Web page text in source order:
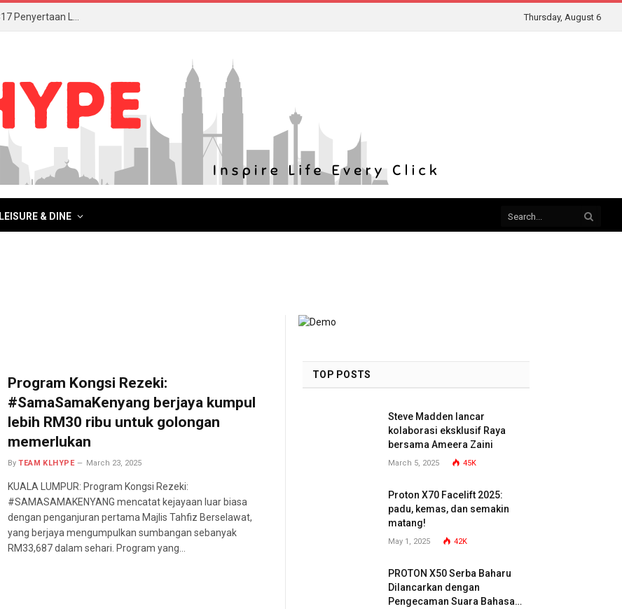
Thursday, August 6
LEISURE & DINE
Program Kongsi Rezeki:
#SamaSamaKenyang berjaya kumpul
lebih RM30 ribu untuk golongan
memerlukan
By TEAM KLHYPE March 23, 2025
KUALA LUMPUR: Program Kongsi Rezeki:
#SAMASAMAKENYANG mencatat kejayaan luar biasa
dengan penganjuran pertama Majlis Tahfiz Berselawat,
yang berjaya mengumpulkan sumbangan sebanyak
RM33,687 dalam sehari. Program yang…
TOP POSTS
Steve Madden lancar
kolaborasi eksklusif Raya
bersama Ameera Zaini
March 5, 2025 45K
Proton X70 Facelift 2025:
padu, kemas, dan semakin
matang!
May 1, 2025 42K
PROTON X50 Serba Baharu
Dilancarkan dengan
Pengecaman Suara Bahasa